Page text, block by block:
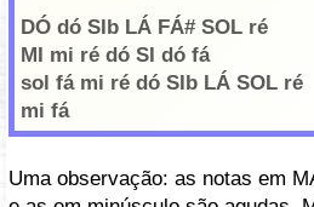
DÓ dó SIb LÁ FÁ# SOL ré
MI mi ré dó SI dó fá
sol fá mi ré dó SIb LÁ SOL ré
mi fá
Uma observação: as notas em